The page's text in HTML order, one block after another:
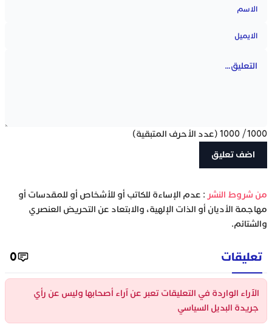
1000
/
1000 (عدد الأحرف المتبقية)
‫من شروط النشر : عدم الإساءة للكاتب أو للأشخاص أو للمقدسات أو
مهاجمة الأديان أو الذات الإلهية، والابتعاد عن التحريض العنصري
والشتائم.
تعليقات 0
الآراء الواردة في التعليقات تعبر عن آراء أصحابها وليس عن رأي
جريدة البديل السياسي